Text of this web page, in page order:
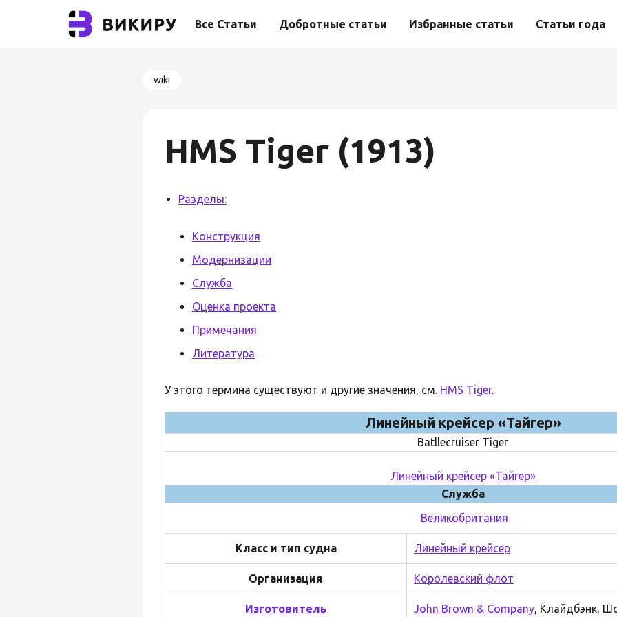
Все Статьи Добротные статьи Избранные статьи Статьи года
wiki
HMS Tiger (1913)
Разделы:
Конструкция
Модернизации
Служба
Оценка проекта
Примечания
Литература
У этого термина существуют и другие значения, см. HMS Tiger.
Линейный крейсер «Тайгер»
Batllecruiser Tiger
Линейный крейсер «Тайгер»
Служба
Великобритания
Класс и тип судна Линейный крейсер
Организация Королевский флот
Изготовитель John Brown & Company, Клайдбэнк,